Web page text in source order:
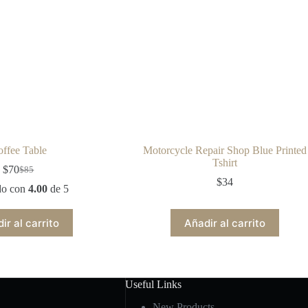
Table
$85
El
precio
era:
$85.
$70El
precio
es:
$70.
con4.00 de 5
al carrito
Motorcycle Repair Shop Blue Printed
Tshirt
$34
Añadir al carrito
Useful Links